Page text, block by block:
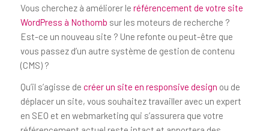
Vous cherchez à améliorer le référencement de votre site
WordPress à Nothomb sur les moteurs de recherche ?
Est-ce un nouveau site ? Une refonte ou peut-être que
vous passez d’un autre système de gestion de contenu
(CMS) ?
Qu’il s’agisse de créer un site en responsive design ou de
déplacer un site, vous souhaitez travailler avec un expert
en SEO et en webmarketing qui s’assurera que votre